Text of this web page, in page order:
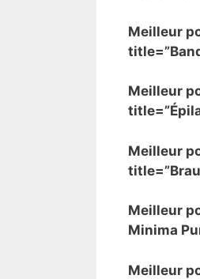
Meilleur
Meilleur
Meilleur
Meilleur
Minima
Meilleur